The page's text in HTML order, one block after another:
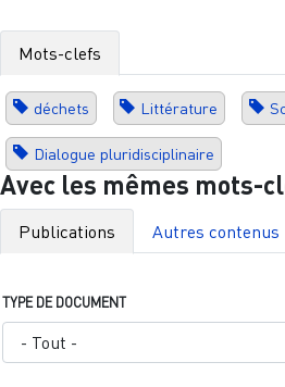
Mots-clefs
déchets Littérature
Dialogue pluridisciplinaire
Avec les mêmes mots-
Publications Autres contenus
TYPE DE DOCUMENT